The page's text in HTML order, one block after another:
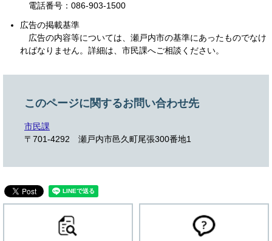
電話番号：086-903-1500
広告の掲載基準
広告の内容等については、瀬戸内市の基準にあったものでなけ
ればなりません。詳細は、市民課へご相談ください。
このページに関するお問い合わせ先
市民課
〒701-4292
瀬戸内市邑久町尾張300番地1